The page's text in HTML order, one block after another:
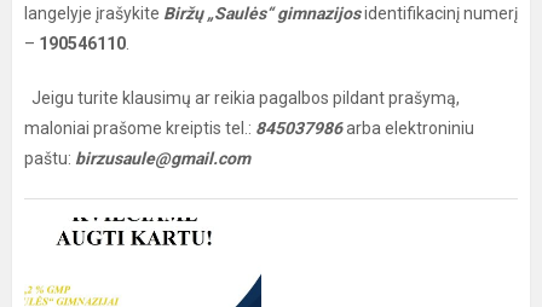
langelyje įrašykite Biržų „Saulės“ gimnazijosidentifikacinį numerį
– 190546110
Jeigu turite klausimų ar reikia pagalbos pildant prašymą,
maloniai prašome kreiptis tel.: 845037986arba elektroniniu
paštu: birzusaule@gmail.com